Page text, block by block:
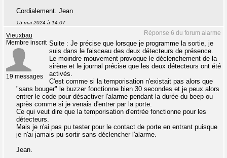
Cordialement. Jean
15 mai 2024 à 14:07
Réponse 6 du forum alarme
Vieuxbau
Membre inscrit
19 messages
Suite : Je précise que lorsque je programme la sortie, je
suis dans le faisceau des deux détecteurs de présence.
Le moindre mouvement provoque le déclenchement de la
sirène et le journal précise que les deux détecteurs ont été
activés.
C'est comme si la temporisation n'existait pas alors que
"sans bouger" le buzzer fonctionne bien 30 secondes et je peux alors
entrer le code pour désactiver l'alarme pendant la durée du beep ou
après comme si je venais d'entrer par la porte.
Ce qui veut dire que la temporisation d'entrée fonctionne pour les
détecteurs.
Mais je n'ai pas pu tester pour le contact de porte en entrant puisque
je n'ai jamais pu sortir sans déclencher l'alarme.
Jean.